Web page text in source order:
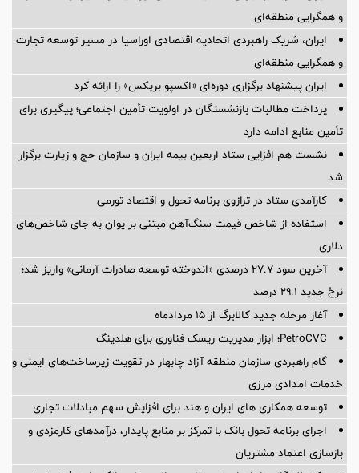
و همگرایی منطقه‌ای
ایران، شریک راهبردی اتحادیه اقتصادی اوراسیا در مسیر توسعه تجارت
و همگرایی منطقه‌ای
ایران پیشنهاد برگزاری دوره‌ای «اکسپو بریکس» را ارائه کرد
پرداخت مطالبات بازنشستگان در اولویت تأمین اجتماعی؛ پیگیری برای
تأمین منابع ادامه دارد
نشست هم افزایی ستاد اربعین بیمه ایران و سازمان حج و زیارت برگزار
شد
کارآمدی ستاد در ترازوی برنامه تحول و اقتصاد تورمی
استفاده از شاخص قیمت سنگ‌آهن مبتنی بر یوان به جای شاخص‌های
دلاری
آخرین سود ۲۷.۷ درصدی «اندوخته توسعه صادرات آرمانی» واریز شد؛
نرخ جدید ۲۹.۱ درصد
آغاز مرحله جدید کالابرگ از ۱۵ مردادماه
PetroCVC؛ ابزار مدیریت ریسک فناوری برای هلدینگ
گام راهبردی سازمان منطقه آزاد چابهار در تقویت زیرساخت‌های ایمنی و
خدمات امدادی مرزی
توسعه همکاری های ایران و هند برای افزایش سهم مبادلات تجاری
اجرای برنامه تحول بانک با تمرکز بر منابع پایدار، درآمدهای کارمزدی و
بازسازی اعتماد مشتریان